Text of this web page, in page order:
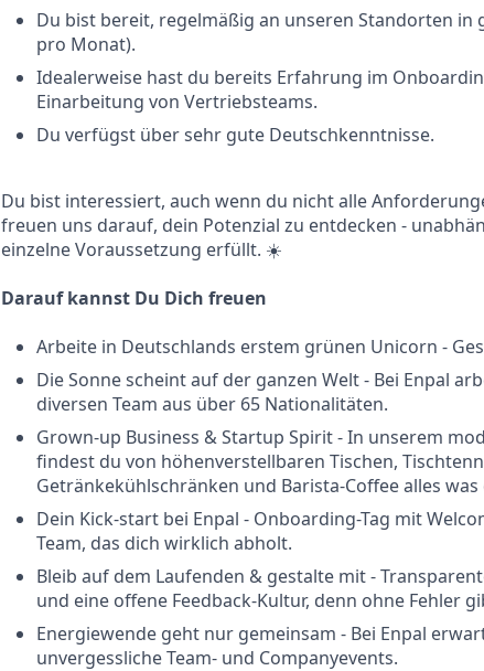
Du bist bereit, regelmäßig an unseren Standorten in
pro Monat).
Idealerweise hast du bereits Erfahrung im
Einarbeitung von Vertriebsteams.
Du verfügst über sehr gute Deutschkenntnisse.
Du bist interessiert, auch wenn du nicht alle
freuen uns darauf, dein Potenzial zu entdecken -
einzelne Voraussetzung erfüllt. ☀️
Darauf kannst Du Dich freuen
Arbeite in Deutschlands erstem grünen Unicorn -
Die Sonne scheint auf der ganzen Welt - Bei Enpal
diversen Team aus über 65 Nationalitäten.
Grown-up Business & Startup Spirit - In unserem
findest du von höhenverstellbaren Tischen,
Getränkekühlschränken und Barista-Coffee alles
Dein Kick-start bei Enpal - Onboarding-Tag mit
Team, das dich wirklich abholt.
Bleib auf dem Laufenden & gestalte mit -
und eine offene Feedback-Kultur, denn ohne Fehler
Energiewende geht nur gemeinsam - Bei Enpal
unvergessliche Team- und Companyevents.